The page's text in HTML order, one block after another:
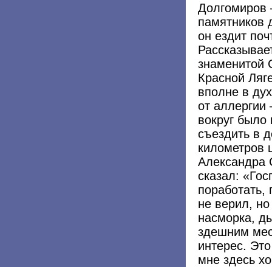
Долгомиров
памятников
он ездит
знаменитой
Красной
вполне в
от
вокруг
съездить в
километров
Александра
сказал:
поработать,
не верил,
насморка,
здешним
интерес.
мне здесь